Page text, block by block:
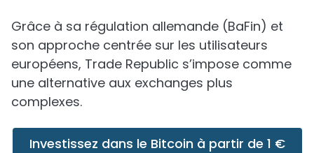
Grâce à sa régulation allemande (BaFin) et
son approche centrée sur les utilisateurs
européens, Trade Republic s’impose comme
une alternative aux exchanges plus
complexes.
Investissez dans le Bitcoin à partir de 1 €